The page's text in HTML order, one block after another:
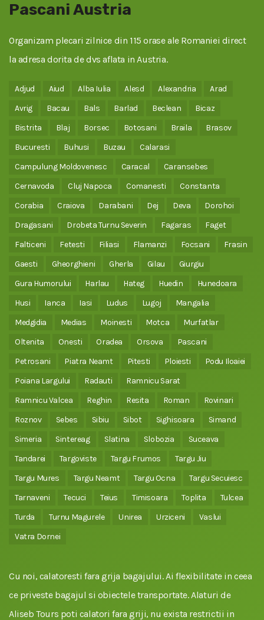
Pascani Austria
Organizam plecari zilnice din 115 orase ale Romaniei direct
la adresa dorita de dvs aflata in Austria.
Adjud Aiud Alba Iulia Alesd Alexandria
Arad
Avrig
Bacau Bals Barlad Beclean
Bicaz
Bistrita
Blaj Borsec Botosani Braila
Brasov
Bucuresti
Buhusi Buzau
Calarasi
Campulung Moldovenesc
Caracal
Caransebes
Cernavoda
Cluj Napoca Comanesti
Constanta
Corabia
Craiova Darabani Dej Deva
Dorohoi
Dragasani
Drobeta Turnu Severin Fagaras
Faget
Falticeni
Fetesti Filiasi Flamanzi Focsani
Frasin
Gaesti
Gheorghieni Gherla Gilau
Giurgiu
Gura Humorului
Harlau Hateg Huedin
Hunedoara
Husi
Ianca Iasi Ludus Lugoj
Mangalia
Medgidia
Medias Moinesti Motca
Murfatlar
Oltenita
Onesti Oradea Orsova
Pascani
Petrosani
Piatra Neamt Pitesti Ploiesti
Podu Iloaiei
Poiana Largului
Radauti
Ramnicu Sarat
Ramnicu Valcea
Reghin Resita Roman
Rovinari
Roznov
Sebes Sibiu Sibot Sighisoara
Simand
Simeria
Sintereag Slatina Slobozia
Suceava
Tandarei
Targoviste Targu Frumos
Targu Jiu
Targu Mures
Targu Neamt Targu Ocna
Targu Secuiesc
Tarnaveni
Tecuci Teius Timisoara Toplita
Tulcea
Turda
Turnu Magurele Unirea Urziceni
Vaslui
Vatra Dornei
Cu noi, calatoresti fara grija bagajului. Ai flexibilitate in ceea
ce priveste bagajul si obiectele transportate. Alaturi de
Aliseb Tours poti calatori fara griji, nu exista restrictii in